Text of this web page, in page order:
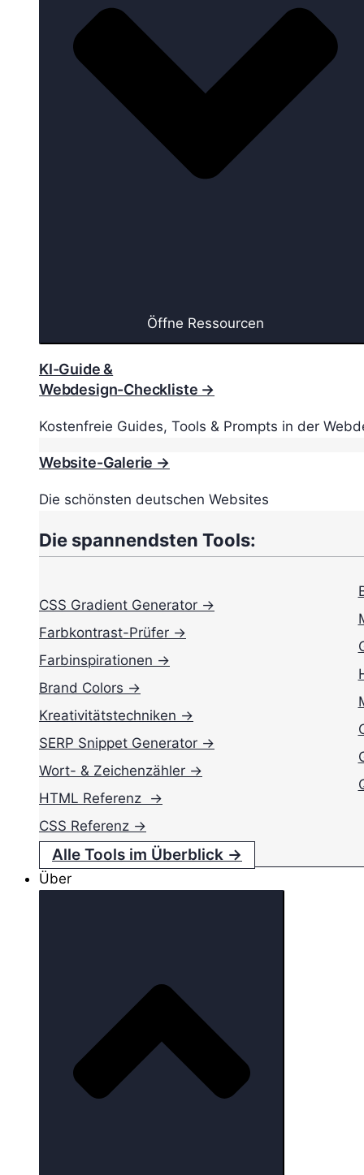
Öffne Ressourcen
KI-Guide &
Webdesign-Checkliste →
Kostenfreie Guides, Tools & Prompts in der
Website-Galerie →
Die schönsten deutschen Websites
Die spannendsten Tools:
CSS Gradient Generator →
Farbkontrast-Prüfer →
Farbinspirationen →
Brand Colors →
Kreativitätstechniken →
SERP Snippet Generator →
Wort- & Zeichenzähler →
HTML Referenz →
CSS Referenz →
Alle Tools im Überblick →
Über